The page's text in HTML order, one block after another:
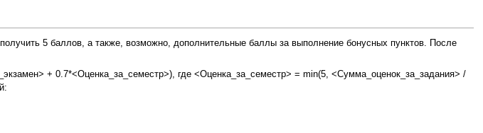
5 баллов, а также, возможно, дополнительные баллы за выполнение бонусных пунктов. После
+ 0.7*<Оценка_за_семестр>), где <Оценка_за_семестр> = min(5, <Сумма_оценок_за_задания> /